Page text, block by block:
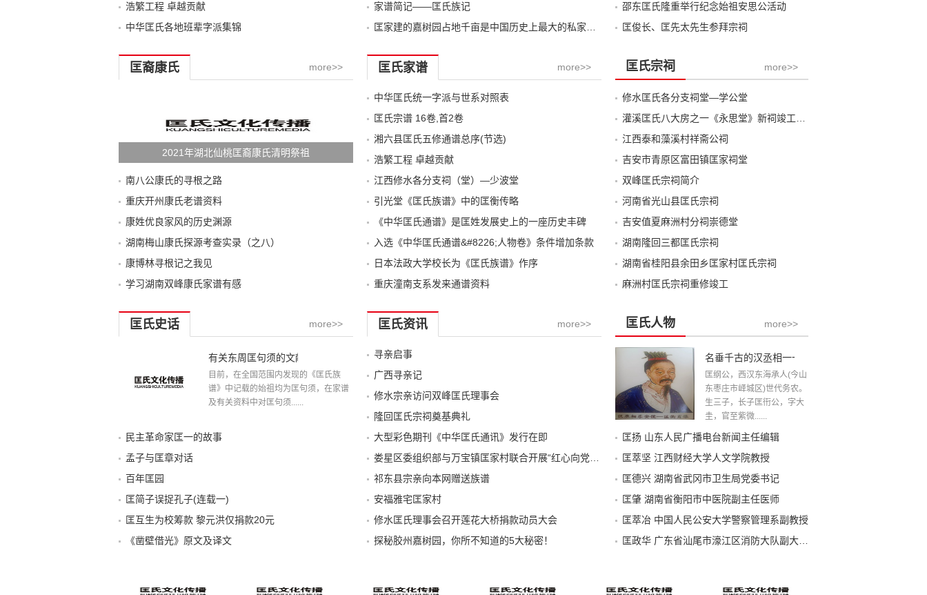
浩繁工程 卓越贡献
中华匡氏各地班辈字派集锦
家谱简记——匡氏族记
邵东匡氏隆重举行纪念始祖安思公活动
匡俊长、匡先太先生参拜宗祠
more>>
匡裔康氏
2021年湖北仙桃匡裔康氏清明祭祖
南八公康氏的寻根之路
重庆开州康氏老谱资料
康姓优良家风的历史渊源
湖南梅山康氏探源考查实录（之八）
康博林寻根记之我见
学习湖南双峰康氏家谱有感
more>>
匡氏家谱
中华匡氏统一字派与世系对照表
匡氏宗谱 16卷,首2卷
湘六县匡氏五修通谱总序(节选)
浩繁工程 卓越贡献
江西修水各分支祠（堂）—少波堂
引光堂《匡氏族谱》中的匡衡传略
《中华匡氏通谱》是匡姓发展史上的一座历史丰碑
入选《中华匡氏通谱&#8226;人物卷》条件增加条款
日本法政大学校长为《匡氏族谱》作序
重庆潼南支系发来通谱资料
more>>
匡氏宗祠
修水匡氏各分支祠堂—学公堂
江西泰和藻溪村祥斋公祠
吉安市青原区富田镇匡家祠堂
双峰匡氏宗祠简介
河南省光山县匡氏宗祠
吉安值夏麻洲村分祠崇德堂
湖南隆回三都匡氏宗祠
湖南省桂阳县余田乡匡家村匡氏宗祠
麻洲村匡氏宗祠重修竣工
more>>
匡氏史话
有关东周匡句须的文献记载
目前，在全国范围内发现的《匡氏族
谱》中记载的始祖均为匡句须，在家谱
及有关资料中对匡句须......
民主革命家匡一的故事
孟子与匡章对话
百年匡园
匡简子误捉孔子(连载一)
匡互生为校筹款 黎元洪仅捐款20元
《凿壁借光》原文及译文
more>>
匡氏资讯
寻亲启事
广西寻亲记
修水宗亲访问双峰匡氏理事会
隆回匡氏宗祠奠基典礼
大型彩色期刊《中华匡氏通讯》发行在即
祁东县宗亲向本网赠送族谱
安福雅宅匡家村
修水匡氏理事会召开莲花大桥捐款动员大会
探秘胶州嘉树园，你所不知道的5大秘密！
more>>
匡氏人物
名垂千古的汉丞相一一匡衡公
匡纲公，西汉东海承人(今山
东枣庄市峄城区)世代务农。
生三子，长子匡衎公，字大
圭，官至紫微......
匡扬 山东人民广播电台新闻主任编辑
匡萃坚 江西财经大学人文学院教授
匡德兴 湖南省武冈市卫生局党委书记
匡肇 湖南省衡阳市中医院副主任医师
匡萃冶 中国人民公安大学警察管理系副教授